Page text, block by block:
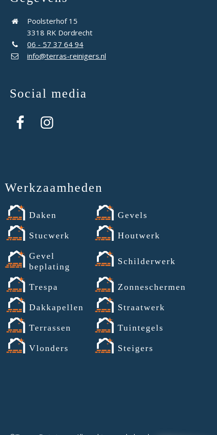
Poolsterhof 15
3318 RK Dordrecht
06 - 57 37 64 94
info@terras-reinigers.nl
Social media
Werkzaamheden
Daken Gevels
Stucwerk Houtwerk
Gevel
beplating
Schilderwerk
Trespa Zonneschermen
Dakkapellen Straatwerk
Terrassen Tuintegels
Vlonders Steigers